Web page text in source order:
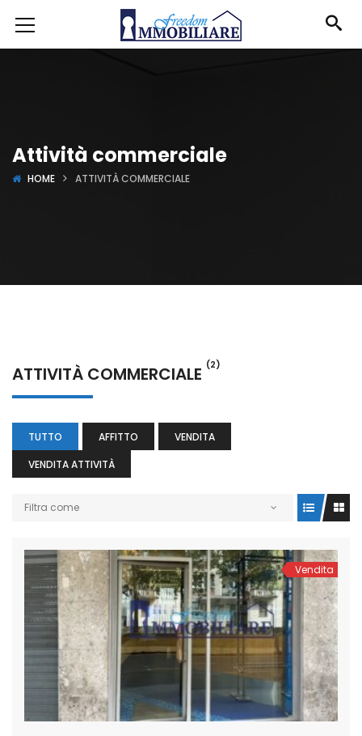
Attività commerciale
HOME ATTIVITÀ COMMERCIALE
ATTIVITÀ COMMERCIALE (2)
TUTTO AFFITTO
VENDITA
VENDITA ATTIVITÀ
Filtra come
Vendita